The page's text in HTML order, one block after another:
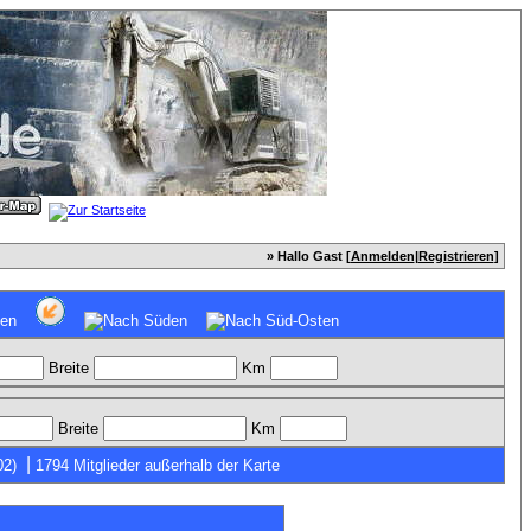
» Hallo Gast [Anmelden|Registrieren]
Breite Km
Breite Km
1794 Mitglieder außerhalb der Karte